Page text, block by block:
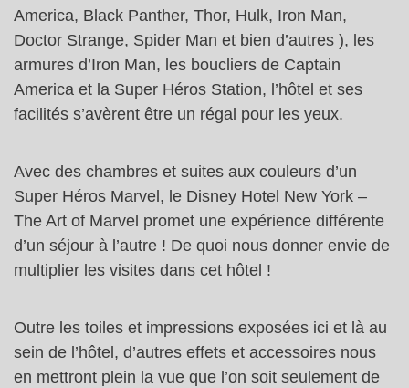
America, Black Panther, Thor, Hulk, Iron Man,
Doctor Strange, Spider Man et bien d’autres ), les
armures d’Iron Man, les boucliers de Captain
America et la Super Héros Station, l’hôtel et ses
facilités s’avèrent être un régal pour les yeux.
Avec des chambres et suites aux couleurs d’un
Super Héros Marvel, le Disney Hotel New York –
The Art of Marvel promet une expérience différente
d’un séjour à l’autre ! De quoi nous donner envie de
multiplier les visites dans cet hôtel !
Outre les toiles et impressions exposées ici et là au
sein de l’hôtel, d’autres effets et accessoires nous
en mettront plein la vue que l’on soit seulement de